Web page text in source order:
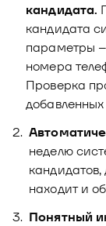
кандидата.
кандидата
параметры
номера
Проверка
неделю
находит и
Понятный